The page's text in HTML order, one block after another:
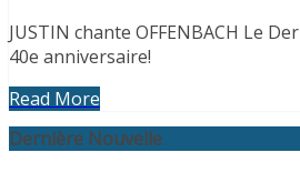
JUSTIN chante OFFENBACH Le
40e anniversaire!
Read More
Dernière Nouvelle